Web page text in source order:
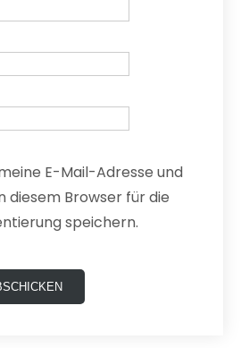
E-Mail-Adresse und
diesem Browser für die
speichern.